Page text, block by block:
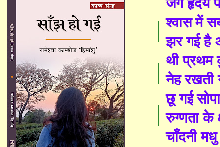
श्वास में
झर गई है
थी प्रथम
नेह रखती
छू गई
रुग्णता के
चाँदनी